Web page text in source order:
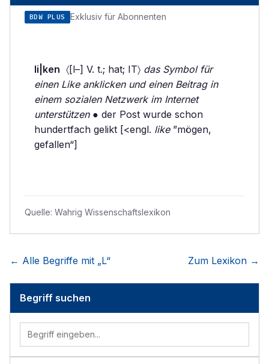
BDW PLUS Exklusiv für Abonnenten
li|ken 〈[l–] V. t.; hat; IT〉 das Symbol für
einen Like anklicken und einen Beitrag in
einem sozialen Netzwerk im Internet
unterstützen● der Post wurde schon
hundertfach gelikt [<engl. like”mögen,
gefallen“]
Quelle: Wahrig Wissenschaftslexikon
← Alle Begriffe mit „L“ Zum Lexikon →
Begriff suchen